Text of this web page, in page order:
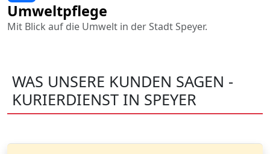
Umweltpflege
Mit Blick auf die Umwelt in der Stadt Speyer.
WAS UNSERE KUNDEN SAGEN -
KURIERDIENST IN SPEYER